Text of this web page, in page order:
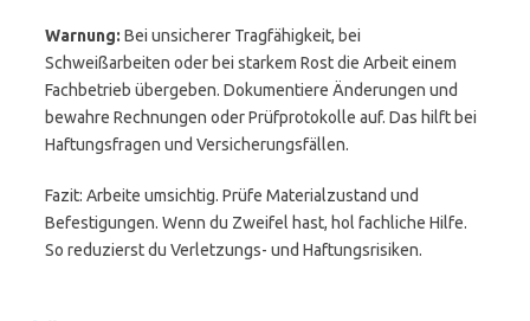
Warnung: Bei unsicherer Tragfähigkeit, bei
Schweißarbeiten oder bei starkem Rost die Arbeit einem
Fachbetrieb übergeben. Dokumentiere Änderungen und
bewahre Rechnungen oder Prüfprotokolle auf. Das hilft bei
Haftungsfragen und Versicherungsfällen.
Fazit: Arbeite umsichtig. Prüfe Materialzustand und
Befestigungen. Wenn du Zweifel hast, hol fachliche Hilfe.
So reduzierst du Verletzungs- und Haftungsrisiken.